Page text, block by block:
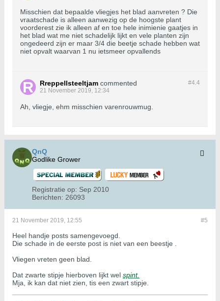
Misschien dat bepaalde vliegjes het blad aanvreten ? Die
vraatschade is alleen aanwezig op de hoogste plant
voorderest zie ik alleen af en toe hele inimienie gaatjes in
het blad wat me niet schadelijk lijkt en vele planten zijn
ongedeerd zijn er maar 3/4 die beetje schade hebben wat
niet opvalt waarvan 1 nu ietsmeer opvallends
#4.4
Rreppellsteeltjam commented
21 November 2019, 12:34
Ah, vliegje, ehm misschien varenrouwmug.
QnQ
Godlike Grower
Registratie op: Sep 2010
Berichten: 26093
#5
21 November 2019, 12:55
Heel handje posts samengevoegd.
Die schade in de eerste post is niet van een beestje .
Vliegen vreten geen blad.
Dat zwarte stipje hierboven lijkt wel spint.
Mja, ik kan dat niet zien, tis een zwart stipje.